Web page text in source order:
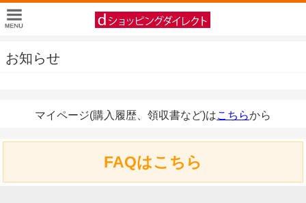
お知らせ
マイページ(購入履歴、領収書など)はこちらから
FAQはこちら